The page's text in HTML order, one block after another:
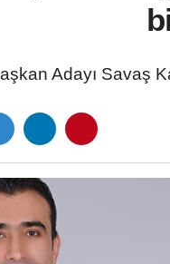
Adayı Savaş